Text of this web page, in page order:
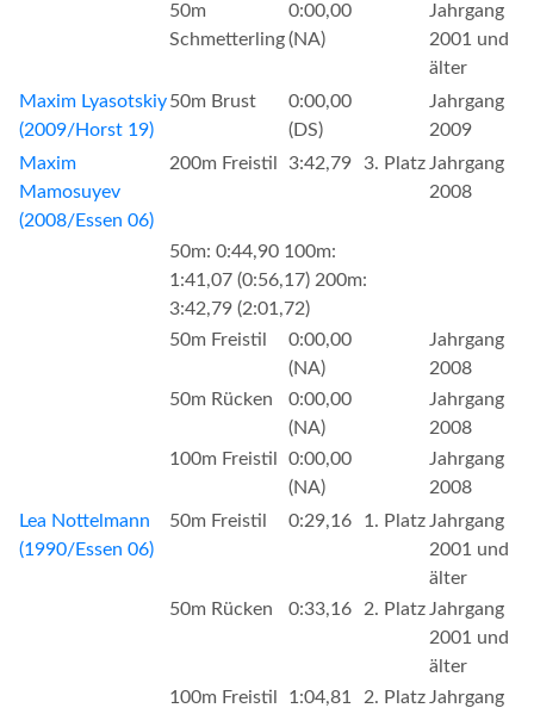
50m
Schmetterling
0:00,00
(NA)
Jahrgang
2001 und
älter
Maxim Lyasotskiy
(2009/Horst 19)
50m Brust
0:00,00
(DS)
Jahrgang
2009
Maxim
Mamosuyev
(2008/Essen 06)
200m Freistil 3:42,79 3. PlatzJahrgang
2008
50m: 0:44,90 100m:
1:41,07 (0:56,17) 200m:
3:42,79 (2:01,72)
50m Freistil
0:00,00
(NA)
Jahrgang
2008
50m Rücken
0:00,00
(NA)
Jahrgang
2008
100m Freistil
0:00,00
(NA)
Jahrgang
2008
Lea Nottelmann
(1990/Essen 06)
50m Freistil 0:29,16 1. PlatzJahrgang
2001 und
älter
50m Rücken
0:33,16 2. PlatzJahrgang
2001 und
älter
100m Freistil
1:04,81 2. PlatzJahrgang